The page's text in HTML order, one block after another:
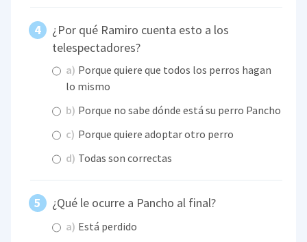
¿Por qué Ramiro cuenta esto a los
telespectadores?
a) Porque quiere que todos los perros hagan
lo mismo
b) Porque no sabe dónde está su perro Pancho
c) Porque quiere adoptar otro perro
d) Todas son correctas
¿Qué le ocurre a Pancho al final?
a) Está perdido